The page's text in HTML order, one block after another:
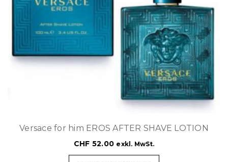
Versace for him EROS AFTER SHAVE LOTION
CHF 52.00 exkl. MwSt.